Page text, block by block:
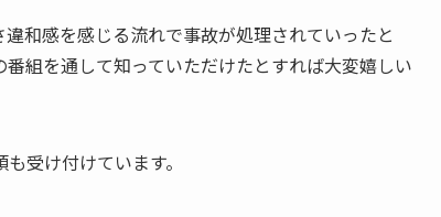
和感を感じる流れで事故が処理されていったと
組を通して知っていただけたとすれば大変嬉しい
受け付けています。